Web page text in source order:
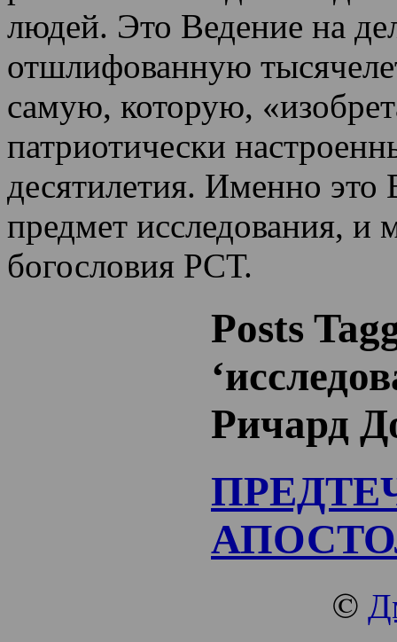
людей. Это Ведение на
отшлифованную
самую, которую,
патриотически
десятилетия. Именно это
предмет исследования, и
богословия РСТ.
Posts
Ричард
©